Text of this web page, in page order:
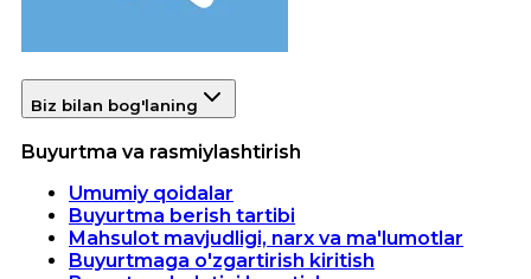
Biz bilan bog'laning
Buyurtma va rasmiylashtirish
Umumiy qoidalar
Buyurtma berish tartibi
Mahsulot mavjudligi, narx va ma'lumotlar
Buyurtmaga o'zgartirish kiritish